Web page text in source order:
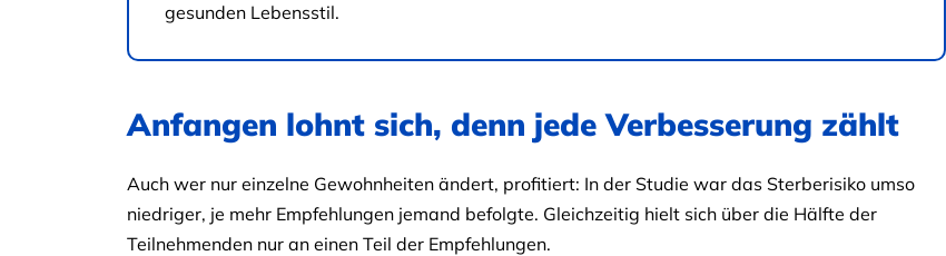
gesunden Lebensstil.
Anfangen lohnt sich, denn jede Verbesserung zählt
Auch wer nur einzelne Gewohnheiten ändert, profitiert: In der Studie war das Sterberisiko umso
niedriger, je mehr Empfehlungen jemand befolgte. Gleichzeitig hielt sich über die Hälfte der
Teilnehmenden nur an einen Teil der Empfehlungen.